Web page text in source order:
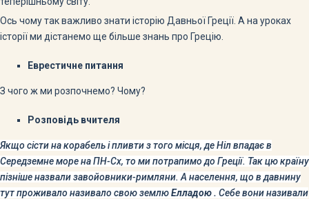
Ось чому так важливо знати історію Давньої Греції. А на уроках
історії ми дістанемо ще більше знань про Грецію.
Еврестичне питання
З чого ж ми розпочнемо? Чому?
Розповідь вчителя
Якщо сісти на корабель і пливти з того місця, де Ніл впадає в
Середземне море на ПН-Сх, то ми потрапимо до Греції. Так цю країну
пізніше назвали завойовники-римляни. А населення, що в давнину
тут проживало називало свою землюЕлладою . Себе вони називали